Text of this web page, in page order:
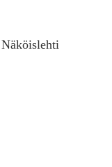
Näköislehti